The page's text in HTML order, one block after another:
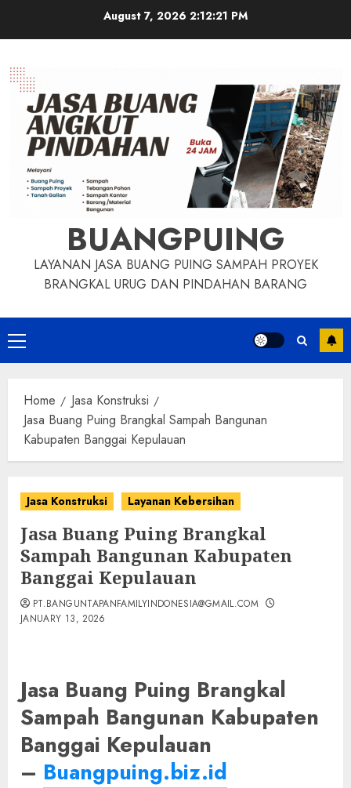
August 7, 2026 2:12:22 PM
BUANGPUING
LAYANAN JASA BUANG PUING SAMPAH PROYEK
BRANGKAL URUG DAN PINDAHAN BARANG
Primary
Menu
Home
Jasa Konstruksi
Jasa Buang Puing Brangkal Sampah Bangunan
Kabupaten Banggai Kepulauan
Jasa Konstruksi Layanan Kebersihan
Jasa Buang Puing Brangkal
Sampah Bangunan Kabupaten
Banggai Kepulauan
PT.BANGUNTAPANFAMILYINDONESIA@GMAIL.COM
JANUARY 13, 2026
Jasa Buang Puing Brangkal
Sampah Bangunan Kabupaten
Banggai Kepulauan
– Buangpuing.biz.id